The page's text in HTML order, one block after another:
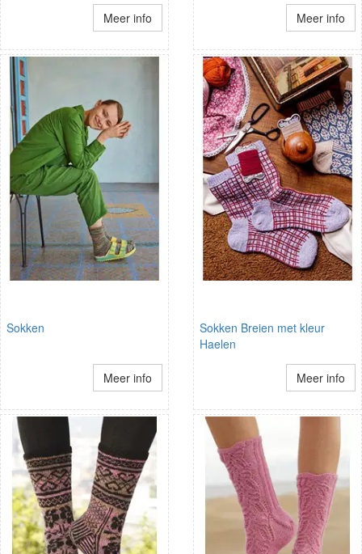
Meer info Meer info
Sokken
Meer info
Sokken Breien met kleur
Haelen
Meer info